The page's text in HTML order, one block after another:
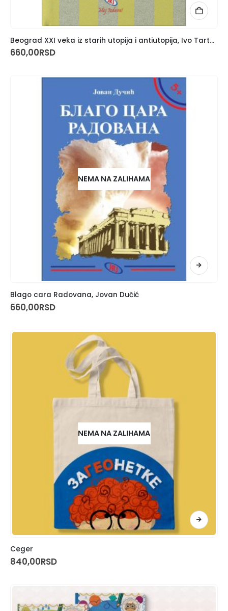
Beograd XXI veka iz starih utopija i antiutopija, Ivo Tartalja
660,00RSD
NEMA NA ZALIHAMA
Blago cara Radovana, Jovan Dučić
660,00RSD
NEMA NA ZALIHAMA
Ceger
840,00RSD